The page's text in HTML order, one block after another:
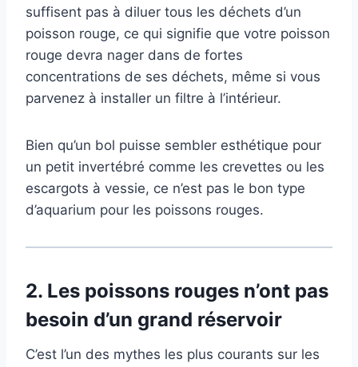
suffisent pas à diluer tous les déchets d’un
poisson rouge, ce qui signifie que votre poisson
rouge devra nager dans de fortes
concentrations de ses déchets, même si vous
parvenez à installer un filtre à l’intérieur.
Bien qu’un bol puisse sembler esthétique pour
un petit invertébré comme les crevettes ou les
escargots à vessie, ce n’est pas le bon type
d’aquarium pour les poissons rouges.
2. Les poissons rouges n’ont pas
besoin d’un grand réservoir
C’est l’un des mythes les plus courants sur les